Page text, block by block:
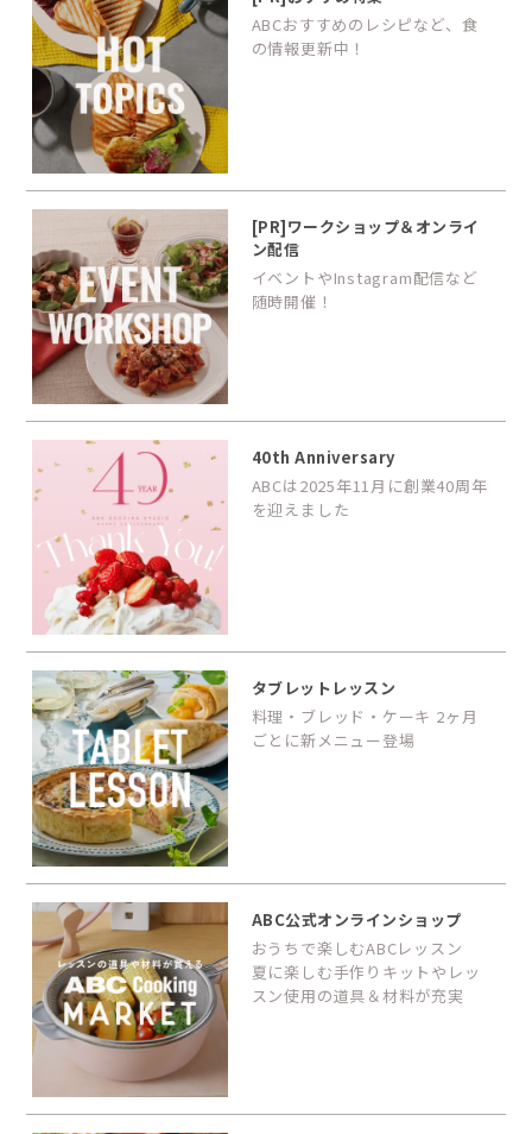
ABCおすすめのレシピなど、食
の情報更新中！
[PR]ワークショップ＆オンライ
ン配信
イベントやInstagram配信など
随時開催！
40th Anniversary
ABCは2025年11月に創業40周年
を迎えました
タブレットレッスン
料理・ブレッド・ケーキ 2ヶ月
ごとに新メニュー登場
ABC公式オンラインショップ
おうちで楽しむABCレッスン
夏に楽しむ手作りキットやレッ
スン使用の道具＆材料が充実